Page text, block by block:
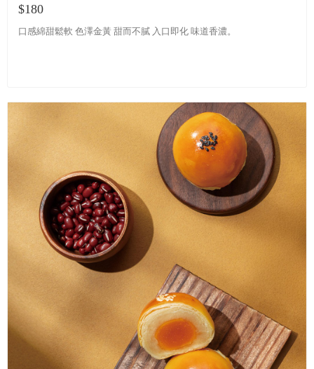
$180
口感綿甜鬆軟 色澤金黃 甜而不膩 入口即化 味道香濃。